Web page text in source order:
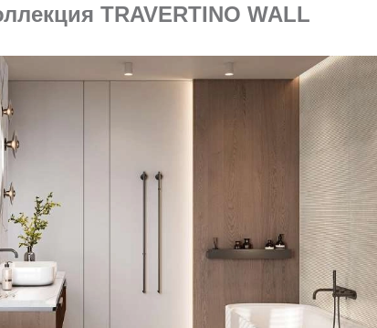
TRAVERTINO WALL